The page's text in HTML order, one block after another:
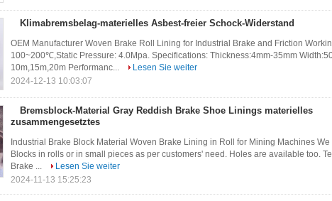
Klimabremsbelag-materielles Asbest-freier Schock-Widerstand
OEM Manufacturer Woven Brake Roll Lining for Industrial Brake and Friction
100~200℃,Static Pressure: 4.0Mpa. Specifications: Thickness:4mm-35mm
10m,15m,20m Performanc...
Lesen Sie weiter
2024-12-13 10:03:07
Bremsblock-Material Gray Reddish Brake Shoe Linings materielles
zusammengesetztes
Industrial Brake Block Material Woven Brake Lining in Roll for Mining Machines
Blocks in rolls or in small pieces as per customers' need. Holes are available too.
Brake ...
Lesen Sie weiter
2024-11-13 15:25:23